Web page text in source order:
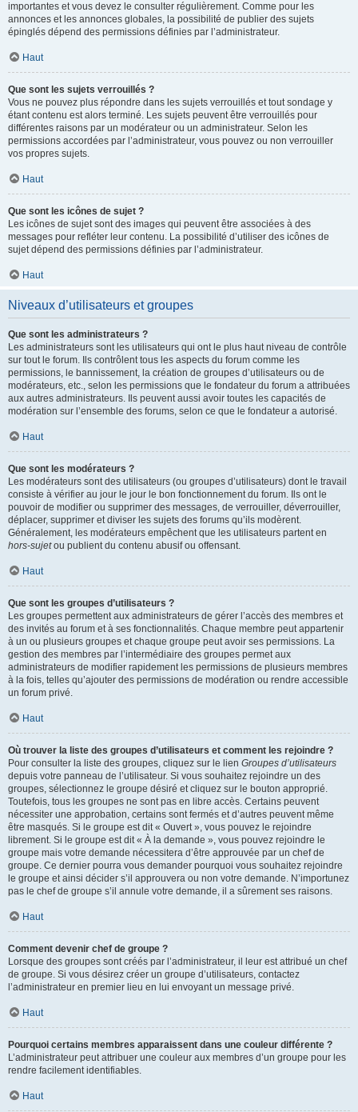
importantes et vous devez le consulter régulièrement. Comme pour les
annonces et les annonces globales, la possibilité de publier des sujets
épinglés dépend des permissions définies par l’administrateur.
Haut
Que sont les sujets verrouillés ?
Vous ne pouvez plus répondre dans les sujets verrouillés et tout sondage y
étant contenu est alors terminé. Les sujets peuvent être verrouillés pour
différentes raisons par un modérateur ou un administrateur. Selon les
permissions accordées par l’administrateur, vous pouvez ou non verrouiller
vos propres sujets.
Haut
Que sont les icônes de sujet ?
Les icônes de sujet sont des images qui peuvent être associées à des
messages pour refléter leur contenu. La possibilité d’utiliser des icônes de
sujet dépend des permissions définies par l’administrateur.
Haut
Niveaux d’utilisateurs et groupes
Que sont les administrateurs ?
Les administrateurs sont les utilisateurs qui ont le plus haut niveau de contrôle
sur tout le forum. Ils contrôlent tous les aspects du forum comme les
permissions, le bannissement, la création de groupes d’utilisateurs ou de
modérateurs, etc., selon les permissions que le fondateur du forum a attribuées
aux autres administrateurs. Ils peuvent aussi avoir toutes les capacités de
modération sur l’ensemble des forums, selon ce que le fondateur a autorisé.
Haut
Que sont les modérateurs ?
Les modérateurs sont des utilisateurs (ou groupes d’utilisateurs) dont le travail
consiste à vérifier au jour le jour le bon fonctionnement du forum. Ils ont le
pouvoir de modifier ou supprimer des messages, de verrouiller, déverrouiller,
déplacer, supprimer et diviser les sujets des forums qu’ils modèrent.
Généralement, les modérateurs empêchent que les utilisateurs partent en
hors-sujetou publient du contenu abusif ou offensant.
Haut
Que sont les groupes d’utilisateurs ?
Les groupes permettent aux administrateurs de gérer l’accès des membres et
des invités au forum et à ses fonctionnalités. Chaque membre peut appartenir
à un ou plusieurs groupes et chaque groupe peut avoir ses permissions. La
gestion des membres par l’intermédiaire des groupes permet aux
administrateurs de modifier rapidement les permissions de plusieurs membres
à la fois, telles qu’ajouter des permissions de modération ou rendre accessible
un forum privé.
Haut
Où trouver la liste des groupes d’utilisateurs et comment les rejoindre ?
Pour consulter la liste des groupes, cliquez sur le lien Groupes d’utilisateurs
depuis votre panneau de l’utilisateur. Si vous souhaitez rejoindre un des
groupes, sélectionnez le groupe désiré et cliquez sur le bouton approprié.
Toutefois, tous les groupes ne sont pas en libre accès. Certains peuvent
nécessiter une approbation, certains sont fermés et d’autres peuvent même
être masqués. Si le groupe est dit « Ouvert », vous pouvez le rejoindre
librement. Si le groupe est dit « À la demande », vous pouvez rejoindre le
groupe mais votre demande nécessitera d’être approuvée par un chef de
groupe. Ce dernier pourra vous demander pourquoi vous souhaitez rejoindre
le groupe et ainsi décider s’il approuvera ou non votre demande. N’importunez
pas le chef de groupe s’il annule votre demande, il a sûrement ses raisons.
Haut
Comment devenir chef de groupe ?
Lorsque des groupes sont créés par l’administrateur, il leur est attribué un chef
de groupe. Si vous désirez créer un groupe d’utilisateurs, contactez
l’administrateur en premier lieu en lui envoyant un message privé.
Haut
Pourquoi certains membres apparaissent dans une couleur différente ?
L’administrateur peut attribuer une couleur aux membres d’un groupe pour les
rendre facilement identifiables.
Haut